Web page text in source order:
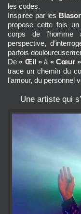
les codes.
Inspirée par les
propose cette fois un
corps de l’homme
perspective,
parfois
De « Œil » à « Cœur »
trace un chemin du
l’amour, du personnel
Une artiste qui